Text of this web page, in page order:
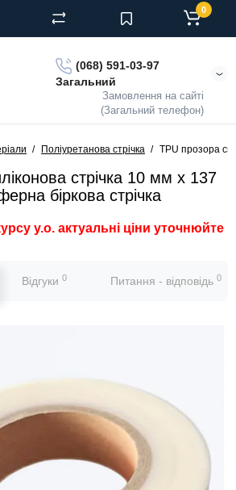
(068) 591-03-97
Загальний
Замовлення на сайті
(Загальний телефон)
0
Поліуретанова стрічка TPU прозора
стрічка 10 мм x 137
біркова стрічка
у.о. актуальні ціни уточнюйте
Відгуки 0 Питання - відповідь 0